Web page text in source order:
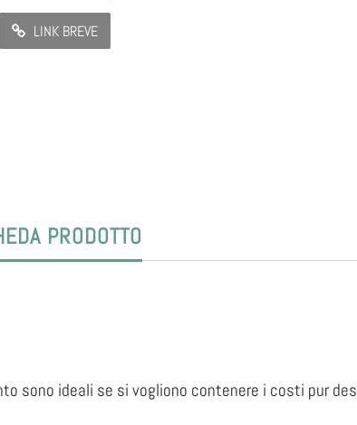
LINK BREVE
PRODOTTO
sono ideali se si vogliono contenere i costi pur